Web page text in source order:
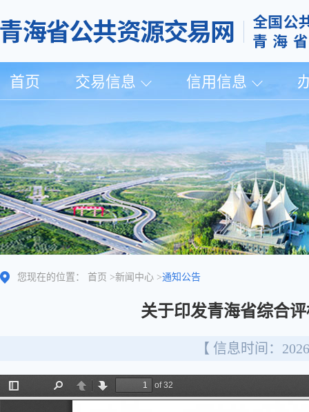
首页 交易信息 信用信息
您现在的位置： 首页 >新闻中心 >通知公告
关于印发青海省综合
【 信息时间：